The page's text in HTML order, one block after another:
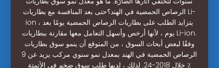
الرصاص الحمضية في الهند؟حتى بعد المنافسة مع بطاريات Li-
ion ، يتزايد الطلب على بطاريات الرصاص الحمضية يومًا بعد
يوم ، لأنها أرخص وأسهل التعامل معها مقارنة ببطاريات Li-ion.
وفقًا لبعض أبحاث السوق ، من المتوقع أن ينمو سوق بطاريات
الرصاص الحمضية في الهند بمعدل نمو سنوي مركب يزيد عن 9
٪ خلال 2018-24. لذلك ، لديها طلب سوق ضخم في الأتمتة